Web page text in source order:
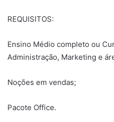
REQUISITOS:
Ensino Médio completo ou
Administração, Marketing e
Noções em vendas;
Pacote Office.